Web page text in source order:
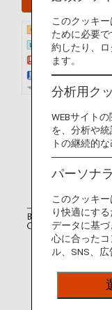
このクッキ
ために必要
約したり、
ます。
分析用ク
WEBサイト
を、分析や
トの継続的
パーソナ
このクッキ
り快適にす
データに基
心に合ったコ
ル、SNS、広